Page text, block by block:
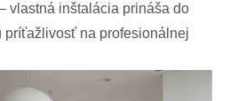
vlastná inštalácia prináša do
príťažlivosť na profesionálnej